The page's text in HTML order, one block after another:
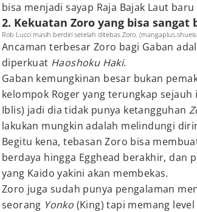
bisa menjadi sayap Raja Bajak Laut
2. Kekuatan Zoro yang bisa sangat
Rob Lucci masih berdiri setelah ditebas Zoro.
Ancaman terbesar Zoro bagi Gaban
diperkuat Haoshoku Haki.
Gaban kemungkinan besar bukan
kelompok Roger yang terungkap
Iblis) jadi dia tidak punya ketangguhan
lakukan mungkin adalah melindungi
Begitu kena, tebasan Zoro bisa
berdaya hingga Egghead berakhir, dan
yang Kaido yakini akan membekas.
Zoro juga sudah punya pengalaman
seorang Yonko (King) tapi memang